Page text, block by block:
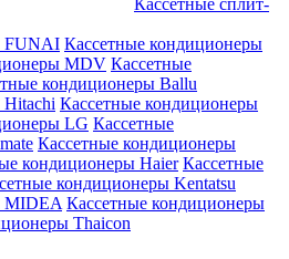
Кассетные сплит-
FUNAI Кассетные кондиционеры
MDV Кассетные
кондиционеры Ballu
Кассетные кондиционеры
LG Кассетные
Кассетные кондиционеры
кондиционеры Haier Кассетные
кондиционеры Kentatsu
MIDEA Кассетные кондиционеры
Thaicon